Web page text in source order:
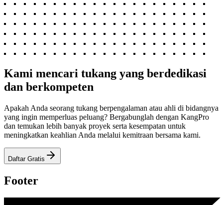
Kami mencari tukang yang berdedikasi
dan berkompeten
Apakah Anda seorang tukang berpengalaman atau ahli di bidangnya
yang ingin memperluas peluang? Bergabunglah dengan KangPro
dan temukan lebih banyak proyek serta kesempatan untuk
meningkatkan keahlian Anda melalui kemitraan bersama kami.
Daftar Gratis
Footer